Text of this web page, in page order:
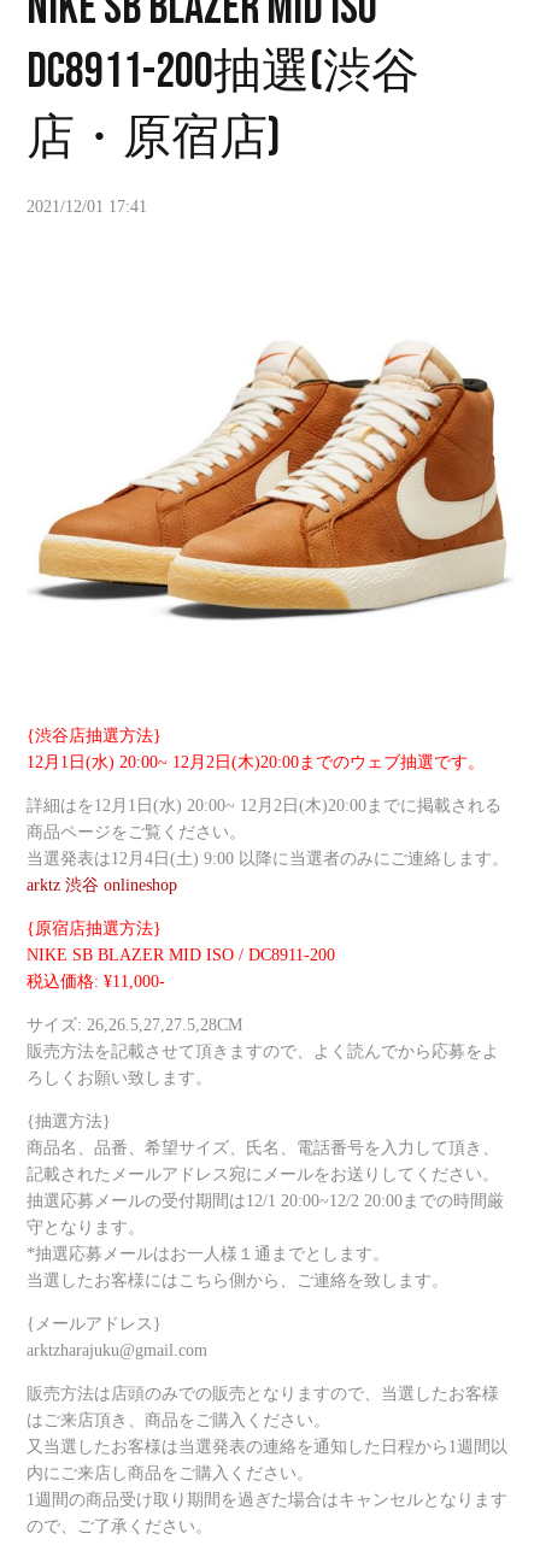
DC8911-200抽選(渋谷
店・原宿店)
2021/12/01 17:41
{渋谷店抽選方法}
12月1日(水) 20:00~ 12月2日(木)20:00までのウェブ抽選です。
詳細はを12月1日(水) 20:00~ 12月2日(木)20:00までに掲載される
商品ページをご覧ください。
当選発表は12月4日(土) 9:00 以降に当選者のみにご連絡します。
arktz 渋谷 onlineshop
{原宿店抽選方法}
NIKE SB BLAZER MID ISO / DC8911-200
税込価格: ¥11,000-
サイズ: 26,26.5,27,27.5,28CM
販売方法を記載させて頂きますので、よく読んでから応募をよ
ろしくお願い致します。
{抽選方法}
商品名、品番、希望サイズ、氏名、電話番号を入力して頂き、
記載されたメールアドレス宛にメールをお送りしてください。
抽選応募メールの受付期間は12/1 20:00~12/2 20:00までの時間厳
守となります。
*抽選応募メールはお一人様１通までとします。
当選したお客様にはこちら側から、ご連絡を致します。
{メールアドレス}
arktzharajuku@gmail.com
販売方法は店頭のみでの販売となりますので、当選したお客様
はご来店頂き、商品をご購入ください。
又当選したお客様は当選発表の連絡を通知した日程から1週間以
内にご来店し商品をご購入ください。
1週間の商品受け取り期間を過ぎた場合はキャンセルとなります
ので、ご了承ください。